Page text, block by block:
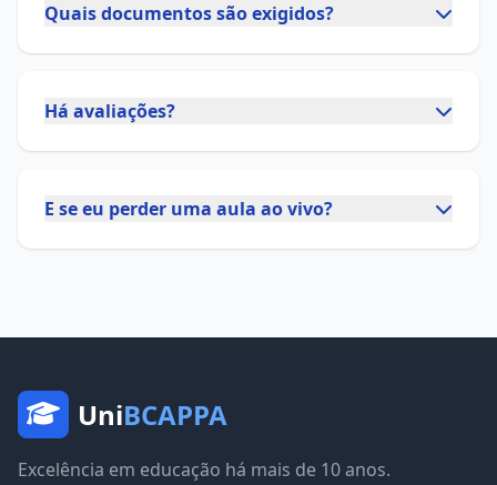
Quais documentos são exigidos?
Há avaliações?
E se eu perder uma aula ao vivo?
UniBCAPPA
Excelência em educação há mais de 10 anos.